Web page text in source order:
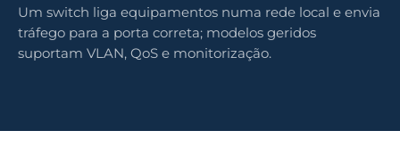
Um switch liga equipamentos numa rede local e envia
tráfego para a porta correta; modelos geridos
suportam VLAN, QoS e monitorização.